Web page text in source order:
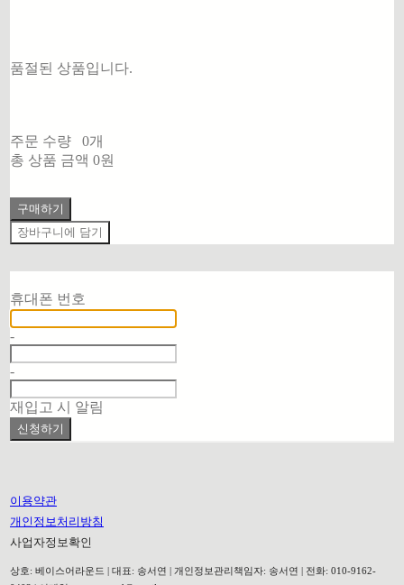
품절된 상품입니다.
주문 수량
0개
총 상품 금액 0원
구매하기
장바구니에 담기
휴대폰 번호
-
-
재입고 시 알림
신청하기
이용약관
개인정보처리방침
사업자정보확인
상호: 베이스어라운드 | 대표: 송서연 | 개인정보관리책임자: 송서연 | 전화: 010-9162-